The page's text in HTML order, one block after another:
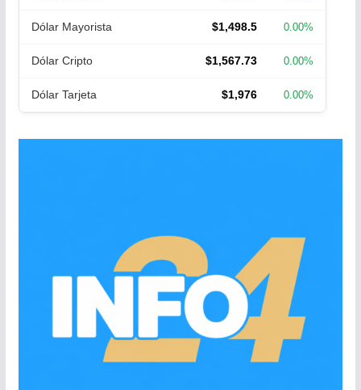
Dólar Mayorista $1,498.5 0.00%
Dólar Cripto $1,567.73 0.00%
Dólar Tarjeta $1,976 0.00%